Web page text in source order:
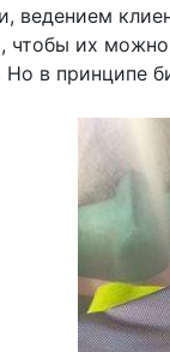
ведением
чтобы их можно
Но в принципе